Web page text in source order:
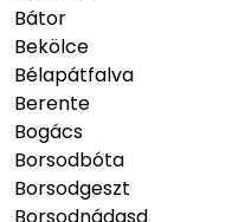
Bátor
Bekölce
Bélapátfalva
Berente
Bogács
Borsodbóta
Borsodgeszt